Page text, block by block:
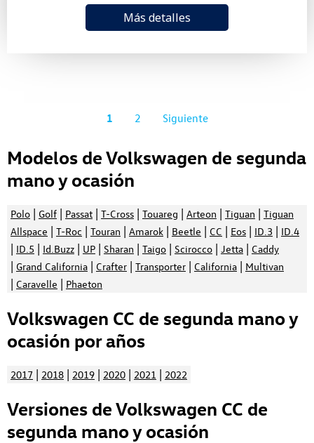
Más detalles
1 2 Siguiente
Modelos de Volkswagen de segunda
mano y ocasión
Polo | Golf | Passat | T-Cross | Touareg | Arteon | Tiguan | Tiguan
Allspace | T-Roc | Touran | Amarok | Beetle | CC | Eos | ID.3 | ID.4
| ID.5 | Id.Buzz | UP | Sharan | Taigo | Scirocco | Jetta | Caddy
| Grand California | Crafter | Transporter | California | Multivan
| Caravelle | Phaeton
Volkswagen CC de segunda mano y
ocasión por años
2017 | 2018 | 2019 | 2020 | 2021 | 2022
Versiones de Volkswagen CC de
segunda mano y ocasión